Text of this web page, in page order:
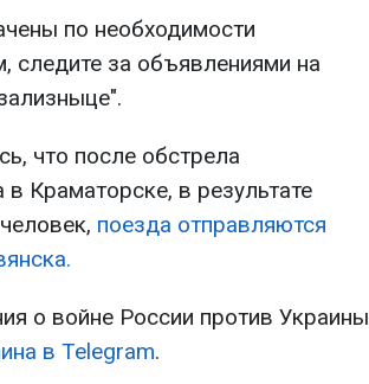
по необходимости
следите за объявлениями на
что после обстрела
Краматорске, в результате
поезда отправляются
о войне России против Украины
в Telegram.